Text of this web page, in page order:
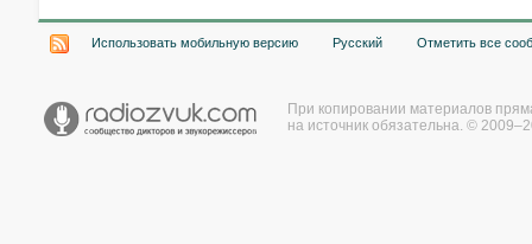
Использовать мобильную версию Русский Отметить все
При копировании материалов
на источник обязательна. ©